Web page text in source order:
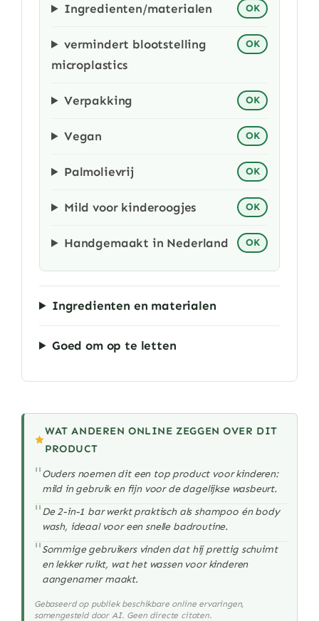
OK
Ingredienten/materialen
OK
vermindert blootstelling
microplastics
OK
Verpakking
OK
Vegan
OK
Palmolievrij
OK
Mild voor kinderoogjes
OK
Handgemaakt in Nederland
Ingredienten en materialen
Goed om op te letten
WAT ANDEREN ONLINE ZEGGEN OVER DIT
PRODUCT
"Ouders noemen dit een top product voor kinderen:
mild in gebruik en fijn voor de dagelijkse wasbeurt.
"De 2-in-1 bar werkt praktisch als shampoo én body
wash, ideaal voor een snelle badroutine.
"Sommige gebruikers vinden dat hij prettig schuimt
en lekker ruikt, wat het wassen voor kinderen
aangenamer maakt.
Gebaseerd op publiek beschikbare online ervaringen,
samengesteld door AI. Geen directe citaten.